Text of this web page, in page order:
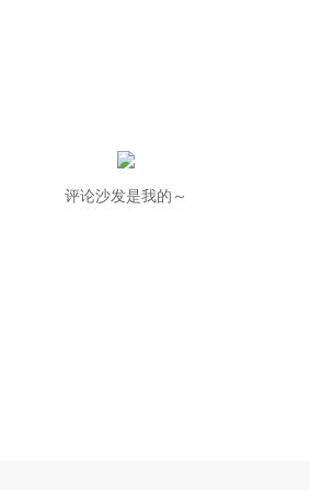
评论沙发是我的～